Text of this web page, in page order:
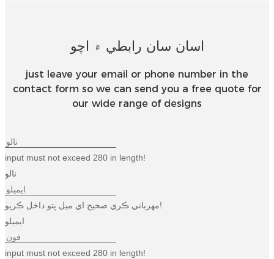
Kurmancî
العربية
O'zbek
اسان سان رابطي ۾ اچو
just leave your email or phone number in the
contact form so we can send you a free quote for
our wide range of designs
input must not exceed 280 in length!
نالو
مهرباني ڪري صحيح اي ميل پتو داخل ڪريو!
ايميلو
input must not exceed 280 in length!